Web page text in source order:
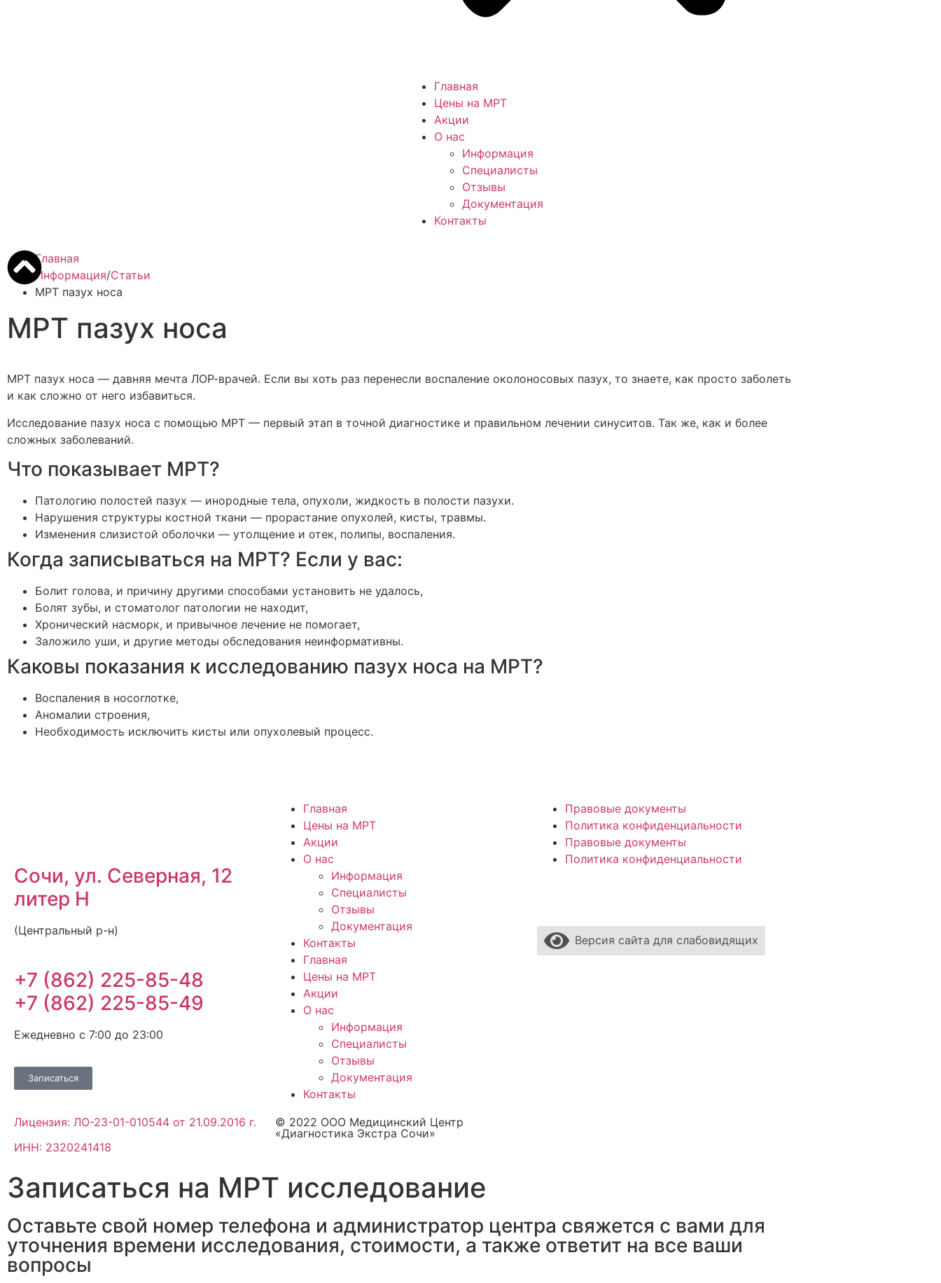
Главная
Цены на МРТ
Акции
О нас
Информация
Специалисты
Отзывы
Документация
Контакты
Главная
Информация/Статьи
МРТ пазух носа
МРТ пазух носа
МРТ пазух носа — давняя мечта ЛОР-врачей. Если вы хоть раз перенесли воспаление околоносовых пазух, то знаете, как просто заболеть
и как сложно от него избавиться.
Исследование пазух носа с помощью МРТ — первый этап в точной диагностике и правильном лечении синуситов. Так же, как и более
сложных заболеваний.
Что показывает МРТ?
Патологию полостей пазух — инородные тела, опухоли, жидкость в полости пазухи.
Нарушения структуры костной ткани — прорастание опухолей, кисты, травмы.
Изменения слизистой оболочки — утолщение и отек, полипы, воспаления.
Когда записываться на МРТ? Если у вас:
Болит голова, и причину другими способами установить не удалось,
Болят зубы, и стоматолог патологии не находит,
Хронический насморк, и привычное лечение не помогает,
Заложило уши, и другие методы обследования неинформативны.
Каковы показания к исследованию пазух носа на МРТ?
Воспаления в носоглотке,
Аномалии строения,
Необходимость исключить кисты или опухолевый процесс.
Сочи, ул. Северная, 12
литер Н
(Центральный р-н)
+7 (862) 225-85-48
+7 (862) 225-85-49
Ежедневно с 7:00 до 23:00
Записаться
Главная
Цены на МРТ
Акции
О нас
Информация
Специалисты
Отзывы
Документация
Контакты
Главная
Цены на МРТ
Акции
О нас
Информация
Специалисты
Отзывы
Документация
Контакты
Правовые документы
Политика конфиденциальности
Правовые документы
Политика конфиденциальности
Версия сайта для слабовидящих
Лицензия: ЛО-23-01-010544 от 21.09.2016 г.
ИНН: 2320241418
© 2022 ООО Медицинский Центр
«Диагностика Экстра Сочи»
Записаться на МРТ исследование
Оставьте свой номер телефона и администратор центра свяжется с вами для
уточнения времени исследования, стоимости, а также ответит на все ваши
вопросы